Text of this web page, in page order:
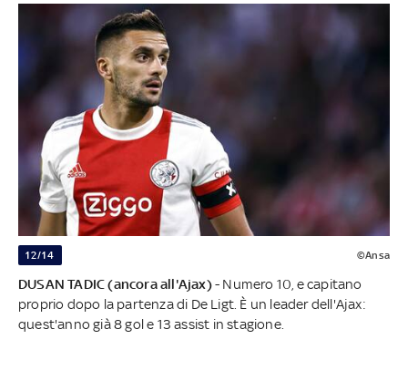
12/14 ©Ansa
DUSAN TADIC (ancora all'Ajax)- Numero 10, e capitano
proprio dopo la partenza di De Ligt. È un leader dell'Ajax:
quest'anno già 8 gol e 13 assist in stagione.